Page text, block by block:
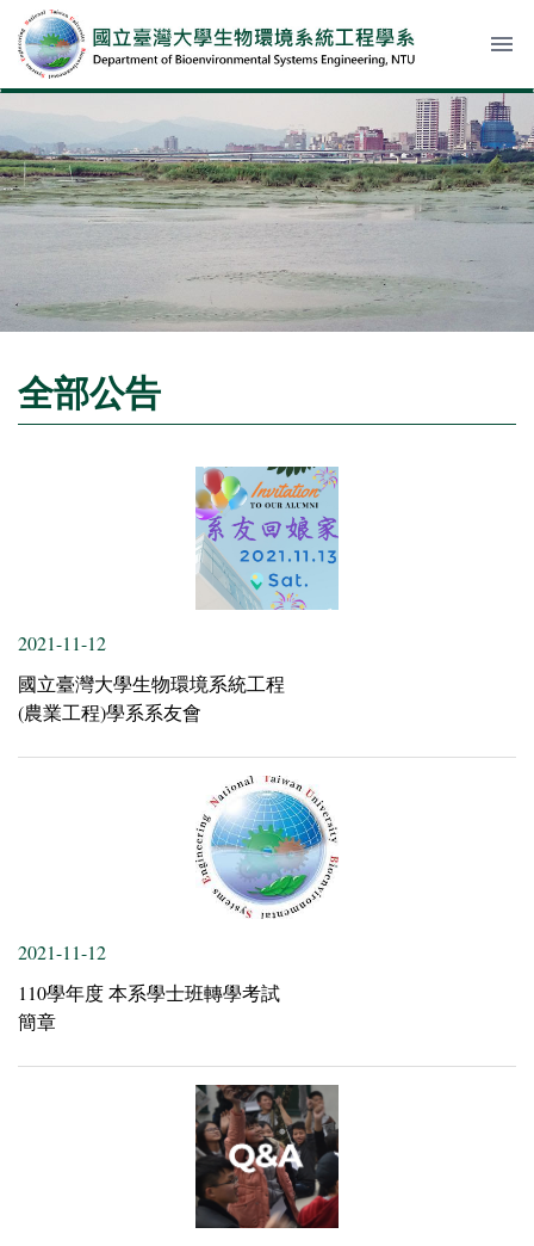
menu
全部公告
2021-11-12
國立臺灣大學生物環境系統工程
(農業工程)學系系友會
2021-11-12
110學年度 本系學士班轉學考試
簡章